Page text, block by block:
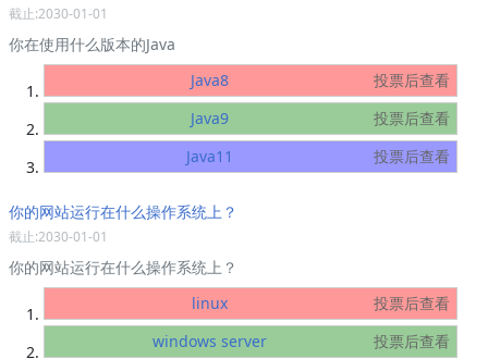
截止:2030-01-01
你在使用什么版本的Java
Java8
投票后查看
Java9
投票后查看
Java11
投票后查看
你的网站运行在什么操作系统上？
截止:2030-01-01
你的网站运行在什么操作系统上？
linux
投票后查看
windows server
投票后查看